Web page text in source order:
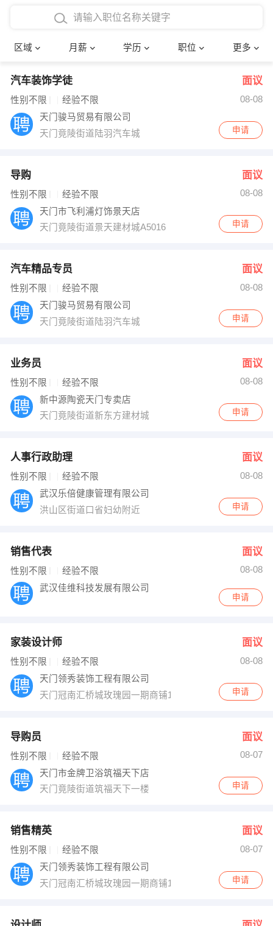
区域 月薪 学历 职位 更多
4000-5000元
8000-12000元
12000-20000元
博士
文员
财务会计
网络IT
快递员
收银员 技术员/工程师
出纳
编辑
跟单
其他职位
确定
汽车装饰学徒 面议
性别不限 经验不限
08-08
天门骏马贸易有限公司
天门竟陵街道陆羽汽车城
申请
导购 面议
性别不限 经验不限
08-08
天门市飞利浦灯饰景天店
天门竟陵街道景天建材城A5016
申请
汽车精品专员 面议
性别不限 经验不限
08-08
天门骏马贸易有限公司
天门竟陵街道陆羽汽车城
申请
业务员 面议
性别不限 经验不限
08-08
新中源陶瓷天门专卖店
天门竟陵街道新东方建材城
申请
人事行政助理 面议
性别不限 经验不限
08-08
武汉乐倍健康管理有限公司
洪山区街道口省妇幼附近
申请
销售代表 面议
性别不限 经验不限
08-08
武汉佳维科技发展有限公司
申请
家装设计师 面议
性别不限 经验不限
08-08
天门领秀装饰工程有限公司
天门冠南汇桥城玫瑰园一期商铺102号
申请
导购员 面议
性别不限 经验不限
08-07
天门市金牌卫浴筑福天下店
天门竟陵街道筑福天下一楼
申请
销售精英 面议
性别不限 经验不限
08-07
天门领秀装饰工程有限公司
天门冠南汇桥城玫瑰园一期商铺102号
申请